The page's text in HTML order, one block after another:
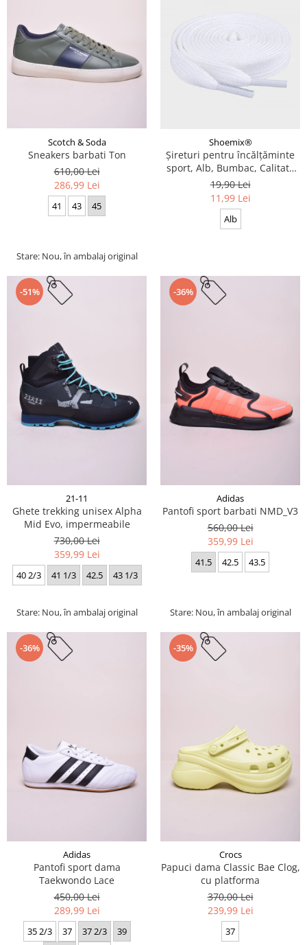
Scotch & Soda
Sneakers barbati Ton
610,00 Lei
286,99 Lei
41 43 45
Stare: Nou, în ambalaj original
Shoemix®
Șireturi pentru încălțăminte
sport, Alb, Bumbac, Calitate
premium, 100 cm x 0.8 cm
19,90 Lei
11,99 Lei
Alb
-51%
21-11
Ghete trekking unisex Alpha
Mid Evo, impermeabile
730,00 Lei
359,99 Lei
40 2/3 41 1/3 42.5 43 1/3
Stare: Nou, în ambalaj original
-36%
Adidas
Pantofi sport barbati NMD_V3
560,00 Lei
359,99 Lei
41.5 42.5 43.5
Stare: Nou, în ambalaj original
-36%
Adidas
Pantofi sport dama
Taekwondo Lace
450,00 Lei
289,99 Lei
35 2/3 37 37 2/3
39
-35%
Crocs
Papuci dama Classic Bae Clog,
cu platforma
370,00 Lei
239,99 Lei
37